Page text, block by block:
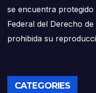
se encuentra
Federal del Derecho
prohibida su
CATEGORIES